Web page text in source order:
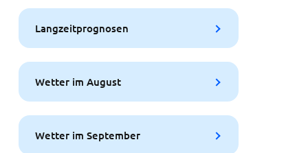
Langzeitprognosen
Wetter im August
Wetter im September